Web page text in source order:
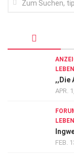
,,Die
APR.
FEB.